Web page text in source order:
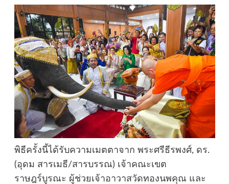
พิธีครั้งนี้ได้รับความเมตตาจาก พระศรีธีรพงศ์, ดร.
(อุดม สารเมธี/สารบรรณ) เจ้าคณะเขต
ราษฎร์บูรณะ ผู้ช่วยเจ้าอาวาสวัดทองนพคุณ และ